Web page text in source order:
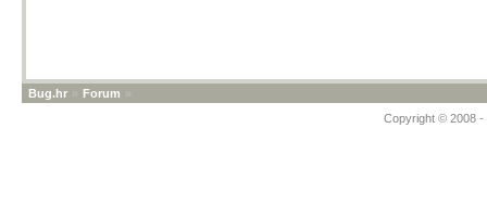
Bug.hr » Forum »
Copyright © 2008 -